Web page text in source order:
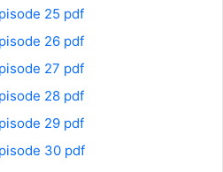
25 pdf
26 pdf
27 pdf
28 pdf
29 pdf
30 pdf